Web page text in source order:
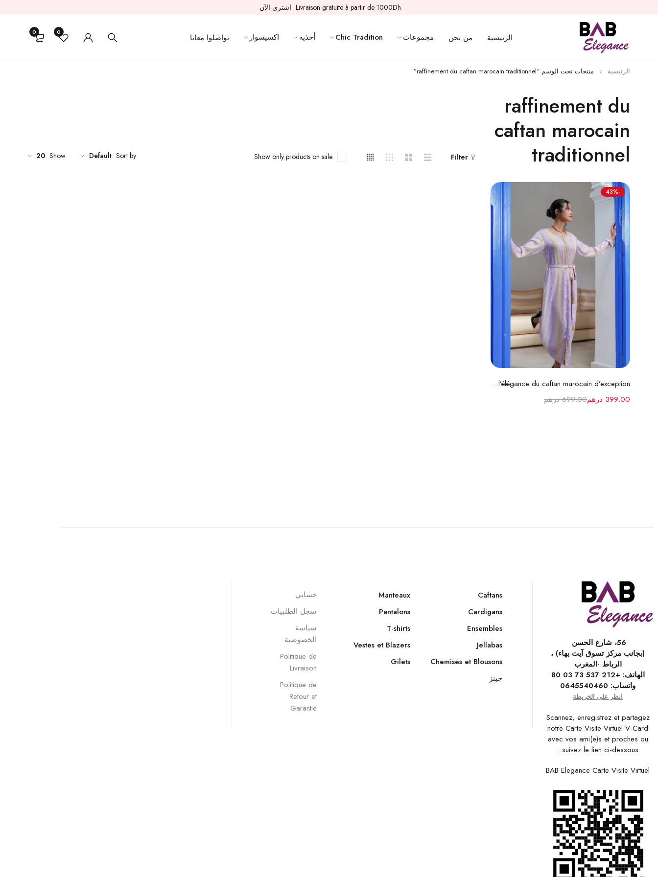
Livraison gratuite à partir de 1000Dh اشتري الآن
الرئيسية من نحن مجموعات Chic Tradition أحذية اكسيسوار تواصلوا معانا
0
0
raffinement du
caftan marocain
traditionnel
الرئيسية منتجات تحت الوسم “raffinement du caftan marocain traditionnel”
Filter
Sort by
Default Show only products on sale
Show
20
-43%
تحديد أحد الخيارات
Caftan Johara - l’élégance du caftan marocain d’exception
699.00 درهم 399.00 درهم
56، شارع الحسن
(بجانب مركز تسوق آيت بهاء) ،
الرباط -المغرب
الهاتف: +212 537 73 03 80
واتساب: 0645540460
انظر على الخريطة
Scannez, enregistrez et partagez
notre Carte Visite Virtuel V-Card
avec vos ami(e)s et proches ou
suivez le lien ci-dessous :
BAB Elegance Carte Visite Virtuel
Caftans
Cardigans
Ensembles
Jellabas
Chemises et Blousons
جينز
Manteaux
Pantalons
T-shirts
Vestes et Blazers
Gilets
حسابي
سجل الطلبيات
سياسة
الخصوصية
Politique de
Livraison
Politique de
Retour et
Garantie